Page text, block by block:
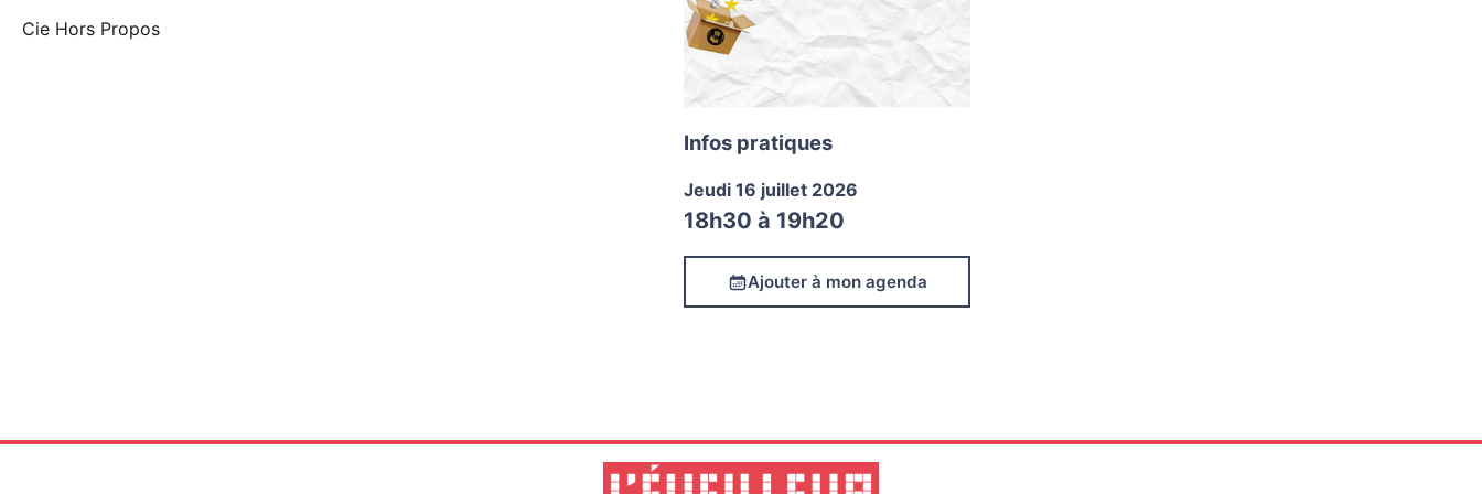
Cie Hors Propos
Infos pratiques
Jeudi 16 juillet 2026
18h30 à 19h20
Ajouter à mon agenda